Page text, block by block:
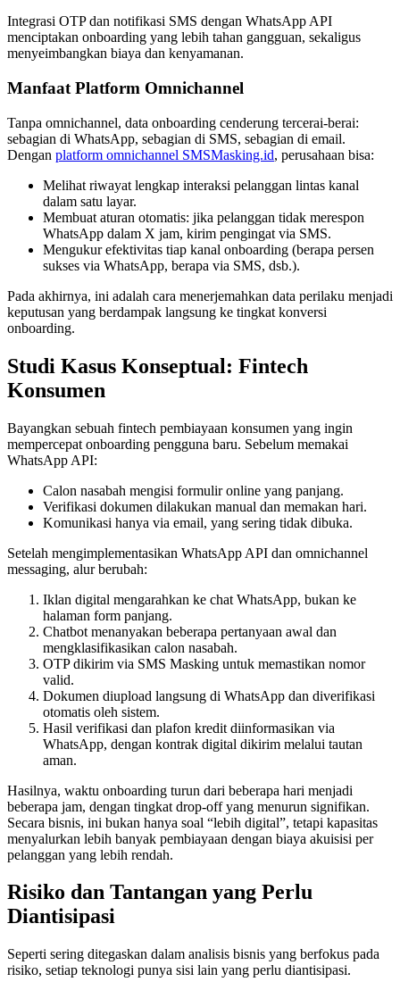
Integrasi OTP dan notifikasi SMS dengan WhatsApp API
menciptakan onboarding yang lebih tahan gangguan, sekaligus
menyeimbangkan biaya dan kenyamanan.
Manfaat Platform Omnichannel
Tanpa omnichannel, data onboarding cenderung tercerai-berai:
sebagian di WhatsApp, sebagian di SMS, sebagian di email.
Dengan platform omnichannel SMSMasking.id, perusahaan bisa:
Melihat riwayat lengkap interaksi pelanggan lintas kanal
dalam satu layar.
Membuat aturan otomatis: jika pelanggan tidak merespon
WhatsApp dalam X jam, kirim pengingat via SMS.
Mengukur efektivitas tiap kanal onboarding (berapa persen
sukses via WhatsApp, berapa via SMS, dsb.).
Pada akhirnya, ini adalah cara menerjemahkan data perilaku menjadi
keputusan yang berdampak langsung ke tingkat konversi
onboarding.
Studi Kasus Konseptual: Fintech
Konsumen
Bayangkan sebuah fintech pembiayaan konsumen yang ingin
mempercepat onboarding pengguna baru. Sebelum memakai
WhatsApp API:
Calon nasabah mengisi formulir online yang panjang.
Verifikasi dokumen dilakukan manual dan memakan hari.
Komunikasi hanya via email, yang sering tidak dibuka.
Setelah mengimplementasikan WhatsApp API dan omnichannel
messaging, alur berubah:
Iklan digital mengarahkan ke chat WhatsApp, bukan ke
halaman form panjang.
Chatbot menanyakan beberapa pertanyaan awal dan
mengklasifikasikan calon nasabah.
OTP dikirim via SMS Masking untuk memastikan nomor
valid.
Dokumen diupload langsung di WhatsApp dan diverifikasi
otomatis oleh sistem.
Hasil verifikasi dan plafon kredit diinformasikan via
WhatsApp, dengan kontrak digital dikirim melalui tautan
aman.
Hasilnya, waktu onboarding turun dari beberapa hari menjadi
beberapa jam, dengan tingkat drop-off yang menurun signifikan.
Secara bisnis, ini bukan hanya soal “lebih digital”, tetapi kapasitas
menyalurkan lebih banyak pembiayaan dengan biaya akuisisi per
pelanggan yang lebih rendah.
Risiko dan Tantangan yang Perlu
Diantisipasi
Seperti sering ditegaskan dalam analisis bisnis yang berfokus pada
risiko, setiap teknologi punya sisi lain yang perlu diantisipasi.